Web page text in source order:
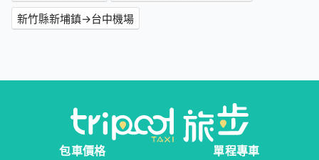
新竹縣新埔鎮→台中機場
包車價格
單程專車